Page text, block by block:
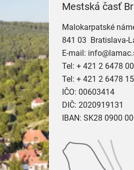
Mestská časť
Malokarpatské
841 03 Bratislava-
E-mail:
Tel:+ 421 2 6478
Tel:+ 421 2 6478
IČO: 00603414
DIČ: 2020919131
IBAN: SK28 0900